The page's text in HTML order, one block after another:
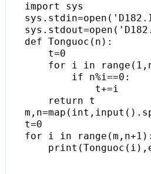
import sys
def Tonguoc(n):
    t=0
for i in
        if n%i==0:
            t+=i
    return t
t=0
for i in range(m,n+1):